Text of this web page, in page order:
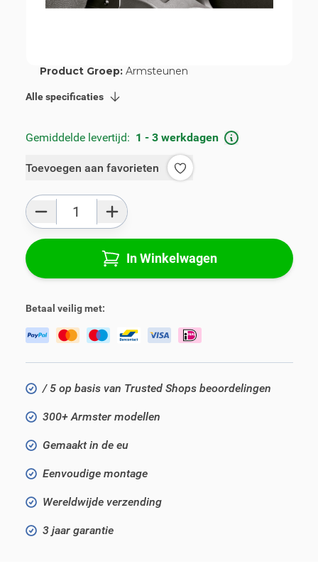
Product Groep: Armsteunen
Alle specificaties
Gemiddelde levertijd: 1 - 3 werkdagen
Toevoegen aan favorieten
Aantal
In Winkelwagen
Betaal veilig met:
/ 5 op basis van Trusted Shops beoordelingen
300+ Armster modellen
Gemaakt in de eu
Eenvoudige montage
Wereldwijde verzending
3 jaar garantie